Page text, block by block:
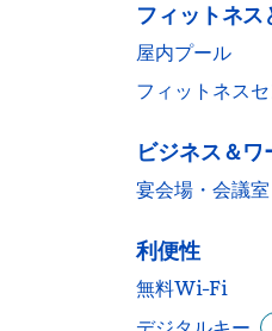
フィットネ
屋内プール
フィットネス
ビジネス＆ワ
宴会場・会議室
利便性
無料Wi-Fi